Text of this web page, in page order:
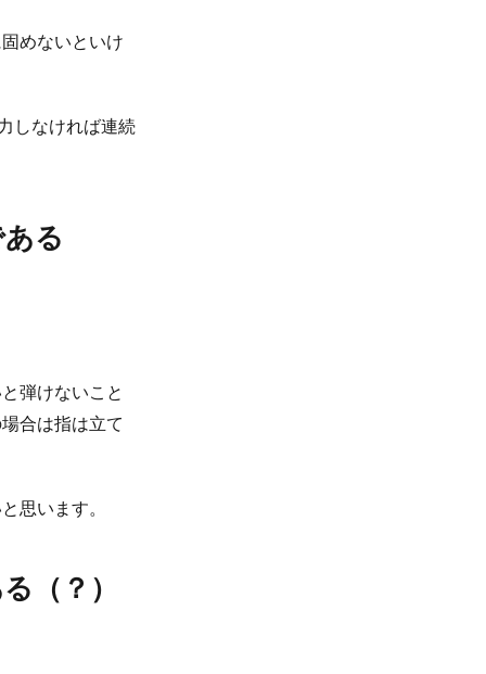
めないといけ
しなければ連続
る
弾けないこと
合は指は立て
思います。
（？）